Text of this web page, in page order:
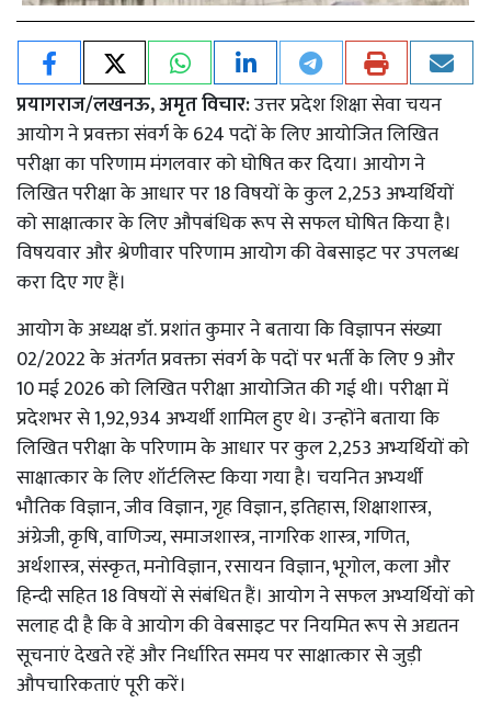
प्रयागराज/लखनऊ, अमृत विचार:उत्तर प्रदेश शिक्षा सेवा चयन
आयोग ने प्रवक्ता संवर्ग के 624 पदों के लिए आयोजित लिखित
परीक्षा का परिणाम मंगलवार को घोषित कर दिया। आयोग ने
लिखित परीक्षा के आधार पर 18 विषयों के कुल 2,253 अभ्यर्थियों
को साक्षात्कार के लिए औपबंधिक रूप से सफल घोषित किया है।
विषयवार और श्रेणीवार परिणाम आयोग की वेबसाइट पर उपलब्ध
करा दिए गए हैं।
आयोग के अध्यक्ष डॉ. प्रशांत कुमार ने बताया कि विज्ञापन संख्या
02/2022 के अंतर्गत प्रवक्ता संवर्ग के पदों पर भर्ती के लिए 9 और
10 मई 2026 को लिखित परीक्षा आयोजित की गई थी। परीक्षा में
प्रदेशभर से 1,92,934 अभ्यर्थी शामिल हुए थे। उन्होंने बताया कि
लिखित परीक्षा के परिणाम के आधार पर कुल 2,253 अभ्यर्थियों को
साक्षात्कार के लिए शॉर्टलिस्ट किया गया है। चयनित अभ्यर्थी
भौतिक विज्ञान, जीव विज्ञान, गृह विज्ञान, इतिहास, शिक्षाशास्त्र,
अंग्रेजी, कृषि, वाणिज्य, समाजशास्त्र, नागरिक शास्त्र, गणित,
अर्थशास्त्र, संस्कृत, मनोविज्ञान, रसायन विज्ञान, भूगोल, कला और
हिन्दी सहित 18 विषयों से संबंधित हैं। आयोग ने सफल अभ्यर्थियों को
सलाह दी है कि वे आयोग की वेबसाइट पर नियमित रूप से अद्यतन
सूचनाएं देखते रहें और निर्धारित समय पर साक्षात्कार से जुड़ी
औपचारिकताएं पूरी करें।